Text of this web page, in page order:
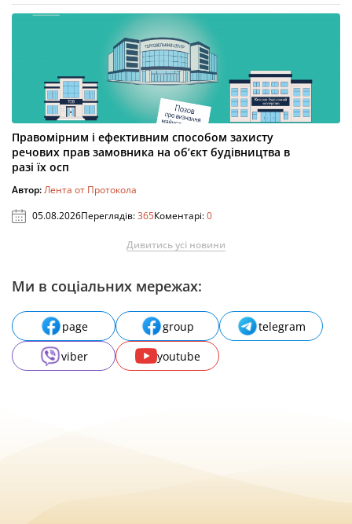
Правомірним і ефективним способом захисту
речових прав замовника на об’єкт будівництва в
разі їх осп
Автор:Лента от Протокола
05.08.2026Переглядів:365Коментарі:0
Дивитись усі новини
Ми в соціальних мережах:
page group
telegram
viber
youtube